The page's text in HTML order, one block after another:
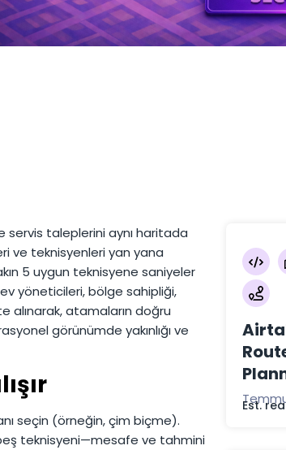
servis taleplerini aynı haritada
ve teknisyenleri yan yana
5 uygun teknisyene saniyeler
yöneticileri, bölge sahipliği,
alınarak, atamaların doğru
görünümde yakınlığı ve
seçin (örneğin, çim biçme).
teknisyeni—mesafe ve tahmini
Est.